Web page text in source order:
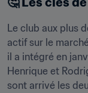
Le club aux plus
actif sur le
il a intégré en
Henrique et
sont arrivé les